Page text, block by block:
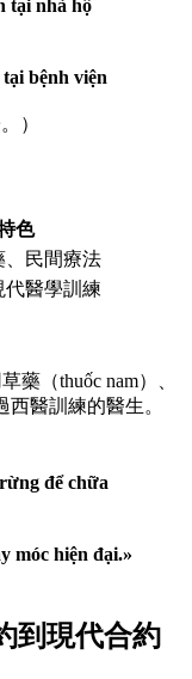
tại nhà hộ
bệnh viện
）
色
、民間療法
代醫學訓練
藥（thuốc nam）、
醫訓練的醫生。
để chữa
móc hiện đại.»
到現代合約